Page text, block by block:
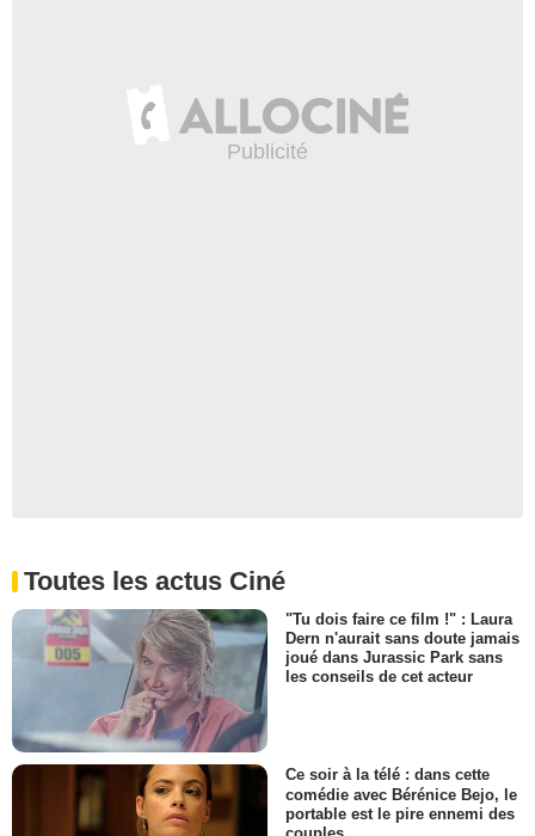
Toutes les actus Ciné
"Tu dois faire ce film !" : Laura
Dern n'aurait sans doute jamais
joué dans Jurassic Park sans
les conseils de cet acteur
Ce soir à la télé : dans cette
comédie avec Bérénice Bejo, le
portable est le pire ennemi des